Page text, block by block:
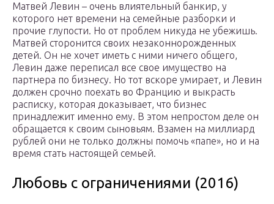
Матвей Левин – очень влиятельный банкир, у
которого нет времени на семейные разборки и
прочие глупости. Но от проблем никуда не убежишь.
Матвей сторонится своих незаконнорожденных
детей. Он не хочет иметь с ними ничего общего,
Левин даже переписал все свое имущество на
партнера по бизнесу. Но тот вскоре умирает, и Левин
должен срочно поехать во Францию и выкрасть
расписку, которая доказывает, что бизнес
принадлежит именно ему. В этом непростом деле он
обращается к своим сыновьям. Взамен на миллиард
рублей они не только должны помочь «папе», но и на
время стать настоящей семьей.
Любовь с ограничениями (2016)